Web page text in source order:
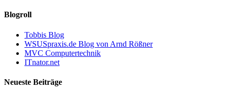
Blogroll
Tobbis Blog
WSUSpraxis.de Blog von Arnd Rößner
MVC Computertechnik
ITnator.net
Neueste Beiträge